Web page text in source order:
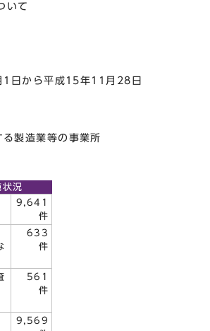
いて
から平成15年11月28日
造業等の事業所
状況
9,641
件
633
件
561
件
9,569